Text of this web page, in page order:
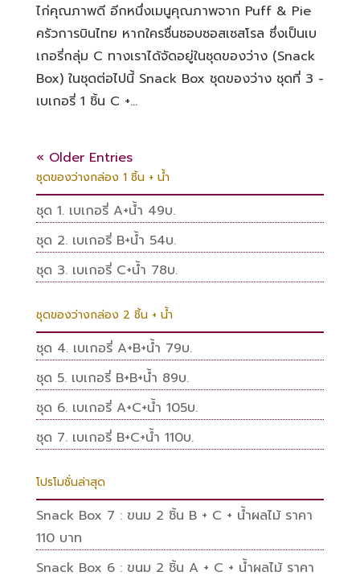
ไก่คุณภาพดี อีกหนึ่งเมนูคุณภาพจาก Puff & Pie
ครัวการบินไทย หากใครชื่นชอบซอสเซสโรล ซึ่งเป็นเบ
เกอรี่กลุ่ม C ทางเราได้จัดอยู่ในชุดของว่าง (Snack
Box) ในชุดต่อไปนี้ Snack Box ชุดของว่าง ชุดที่ 3 -
เบเกอรี่ 1 ชิ้น C +...
« Older Entries
ชุดของว่างกล่อง 1 ชิ้น + น้ำ
ชุด 1. เบเกอรี่ A+น้ำ 49บ.
ชุด 2. เบเกอรี่ B+น้ำ 54บ.
ชุด 3. เบเกอรี่ C+น้ำ 78บ.
ชุดของว่างกล่อง 2 ชิ้น + น้ำ
ชุด 4. เบเกอรี่ A+B+น้ำ 79บ.
ชุด 5. เบเกอรี่ B+B+น้ำ 89บ.
ชุด 6. เบเกอรี่ A+C+น้ำ 105บ.
ชุด 7. เบเกอรี่ B+C+น้ำ 110บ.
โปรโมชั่นล่าสุด
Snack Box 7 : ขนม 2 ชิ้น B + C + น้ำผลไม้ ราคา
110 บาท
Snack Box 6 : ขนม 2 ชิ้น A + C + น้ำผลไม้ ราคา